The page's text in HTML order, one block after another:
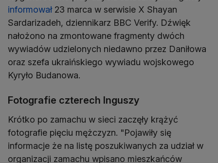
informował23 marca w serwisie X Shayan
Sardarizadeh, dziennikarz BBC Verify. Dźwięk
nałożono na zmontowane fragmenty dwóch
wywiadów udzielonych niedawno przez Daniłowa
oraz szefa ukraińskiego wywiadu wojskowego
Kyryło Budanowa.
Fotografie czterech Inguszy
Krótko po zamachu w sieci zaczęły krążyć
fotografie pięciu mężczyzn. "Pojawiły się
informacje że na listę poszukiwanych za udział w
organizacji zamachu wpisano mieszkańców